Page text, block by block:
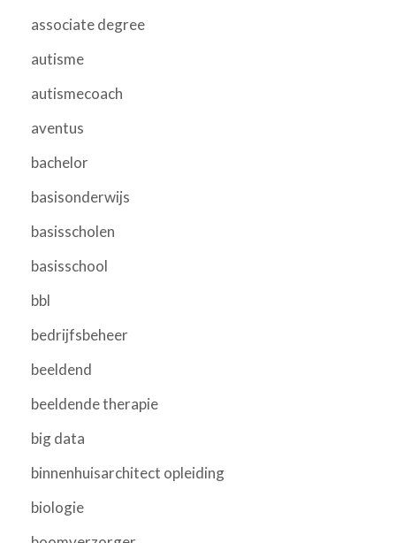
associate degree
autisme
autismecoach
aventus
bachelor
basisonderwijs
basisscholen
basisschool
bbl
bedrijfsbeheer
beeldend
beeldende therapie
big data
binnenhuisarchitect opleiding
biologie